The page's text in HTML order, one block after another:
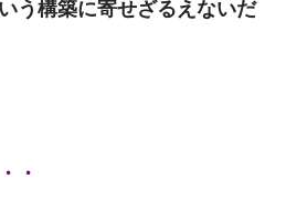
う構築に寄せざるえないだ
・